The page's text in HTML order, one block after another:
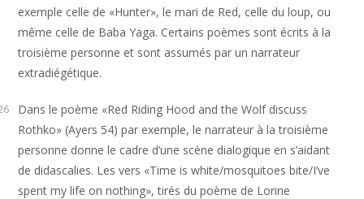
exemple celle de «Hunter», le mari de Red, celle du loup, ou
même celle de Baba Yaga. Certains poèmes sont écrits à la
troisième personne et sont assumés par un narrateur
extradiégétique.
Dans le poème «Red Riding Hood and the Wolf discuss
Rothko» (Ayers 54) par exemple, le narrateur à la troisième
personne donne le cadre d’une scène dialogique en s’aidant
de didascalies. Les vers «Time is white/mosquitoes bite/I’ve
spent my life on nothing», tirés du poème de Lorine